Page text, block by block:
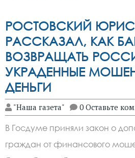
РОСТОВСКИЙ
РАССКАЗАЛ, КАК
ВОЗВРАЩАТЬ
УКРАДЕННЫЕ
ДЕНЬГИ
"Наша газета" 0 Оставьте
В Госдуме приняли закон о
граждан от финансового